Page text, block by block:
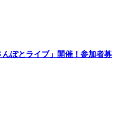
ぽとライブ」開催！参加者募